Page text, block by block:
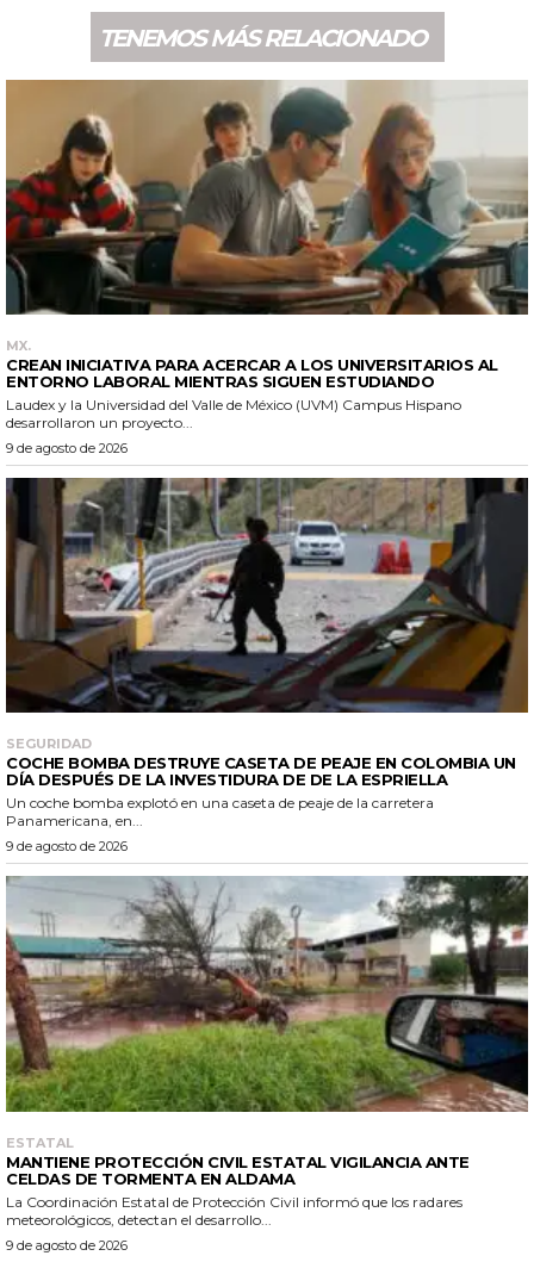
TENEMOS MÁS RELACIONADO
MX.
CREAN INICIATIVA PARA ACERCAR A LOS UNIVERSITARIOS AL
ENTORNO LABORAL MIENTRAS SIGUEN ESTUDIANDO
Laudex y la Universidad del Valle de México (UVM) Campus Hispano
desarrollaron un proyecto...
9 de agosto de 2026
SEGURIDAD
COCHE BOMBA DESTRUYE CASETA DE PEAJE EN COLOMBIA UN
DÍA DESPUÉS DE LA INVESTIDURA DE DE LA ESPRIELLA
Un coche bomba explotó en una caseta de peaje de la carretera
Panamericana, en...
9 de agosto de 2026
ESTATAL
MANTIENE PROTECCIÓN CIVIL ESTATAL VIGILANCIA ANTE
CELDAS DE TORMENTA EN ALDAMA
La Coordinación Estatal de Protección Civil informó que los radares
meteorológicos, detectan el desarrollo...
9 de agosto de 2026